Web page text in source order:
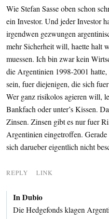
Wie Stefan Sasse oben schon
ein Investor. Und jeder Investor
irgendwen gezwungen
mehr Sicherheit will, haette halt
muessen. Ich bin zwar kein
die Argentinien 1998-2001
sein, fuer diejenigen, die sich
Wer ganz risikolos agieren will,
Bankfach oder unter’s Kissen.
Zinsen. Zinsen gibt es nur fuer
Argentinien eingetroffen.
sich darueber eigentlich nicht
REPLY LINK
In Dubio
Die Hedgefonds klagen